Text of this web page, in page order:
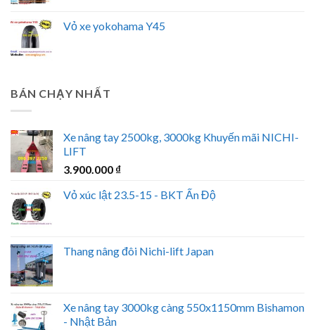
Vỏ xe yokohama Y45
BÁN CHẠY NHẤT
Xe nâng tay 2500kg, 3000kg Khuyến mãi NICHI-
LIFT
3.900.000 ₫
Vỏ xúc lật 23.5-15 - BKT Ấn Độ
Thang nâng đôi Nichi-lift Japan
Xe nâng tay 3000kg càng 550x1150mm Bishamon
- Nhật Bản